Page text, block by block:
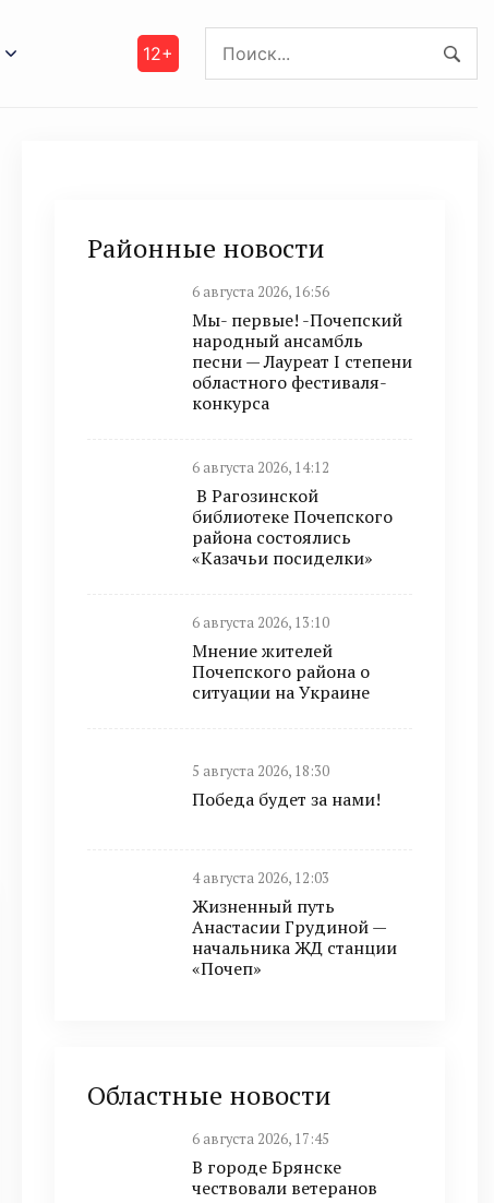
12+
Районные новости
6 августа 2026, 16:56
Мы- первые! -Почепский
народный ансамбль
песни — Лауреат I степени
областного фестиваля-
конкурса
6 августа 2026, 14:12
В Рагозинской
библиотеке Почепского
района состоялись
«Казачьи посиделки»
6 августа 2026, 13:10
Мнение жителей
Почепского района о
ситуации на Украине
5 августа 2026, 18:30
Победа будет за нами!
4 августа 2026, 12:03
Жизненный путь
Анастасии Грудиной —
начальника ЖД станции
«Почеп»
Областные новости
6 августа 2026, 17:45
В городе Брянске
чествовали ветеранов